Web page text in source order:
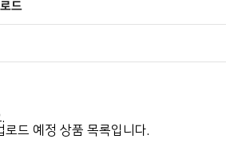
드
로드 예정 상품 목록입니다.